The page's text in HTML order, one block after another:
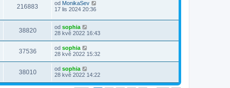
216883 od MonikaSev
17 lis 2024 20:36
38820 od sophia
28 kvě 2022 16:43
37536 od sophia
28 kvě 2022 15:32
38010 od sophia
28 kvě 2022 14:22